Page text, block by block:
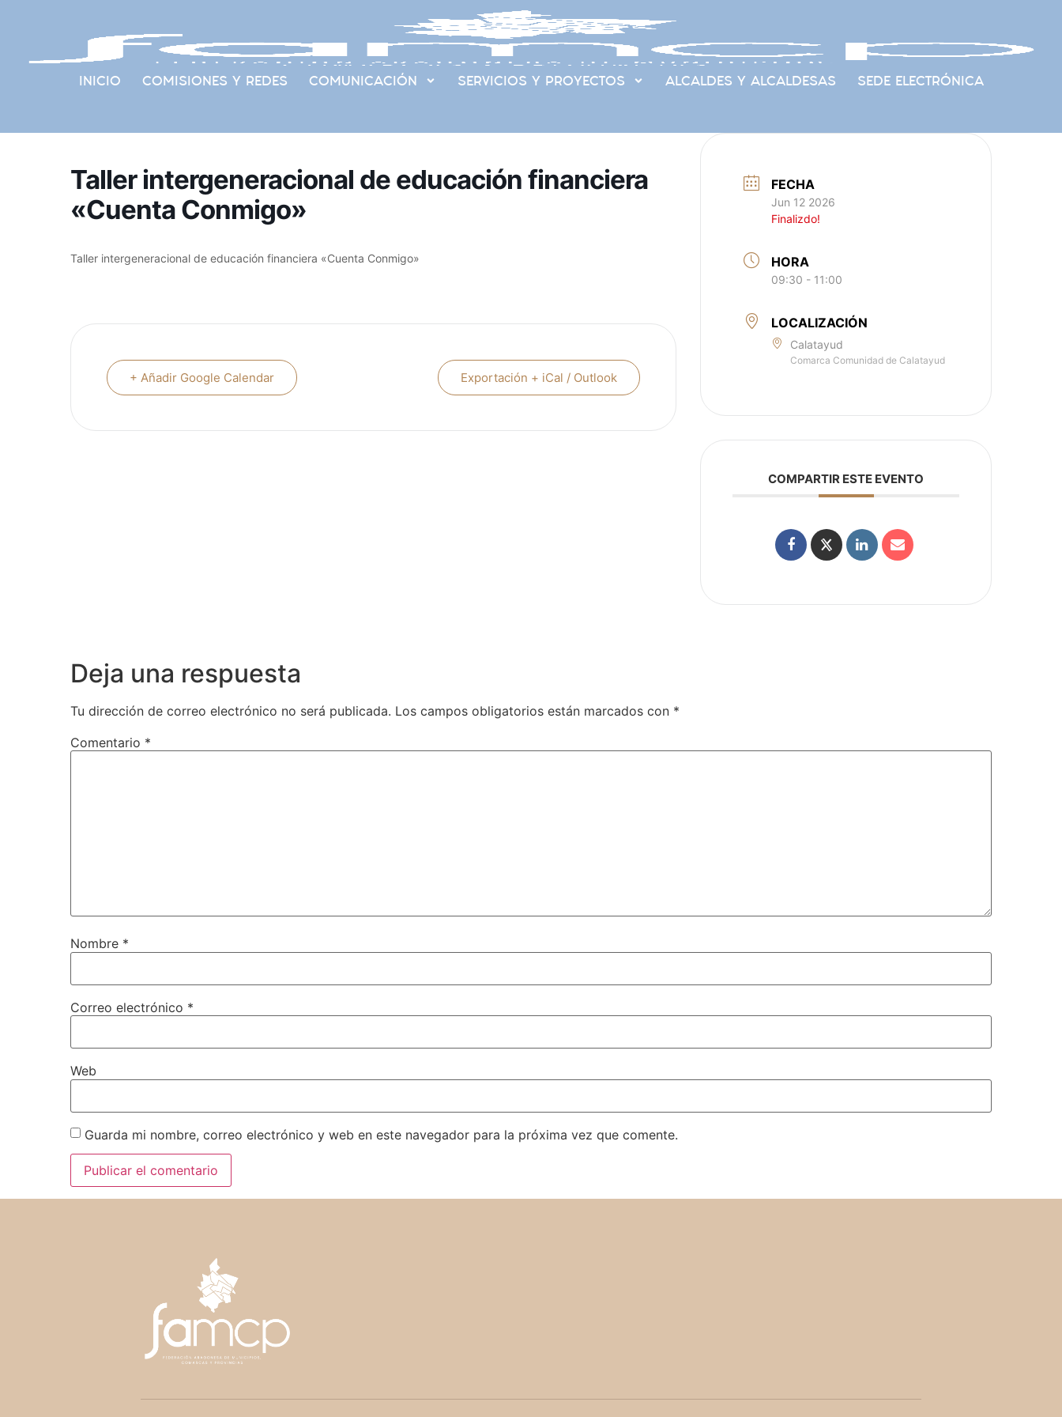
INICIO COMISIONES Y REDES COMUNICACIÓN SERVICIOS Y PROYECTOS ALCALDES Y ALCALDESAS SEDE ELECTRÓNICA
Taller intergeneracional de educación financiera
«Cuenta Conmigo»
Taller intergeneracional de educación financiera «Cuenta Conmigo»
+ Añadir Google Calendar Exportación + iCal / Outlook
FECHA
Jun 12 2026
Finalizdo!
HORA
09:30 - 11:00
LOCALIZACIÓN
Calatayud
Comarca Comunidad de Calatayud
COMPARTIR ESTE EVENTO
Deja una respuesta
Tu dirección de correo electrónico no será publicada. Los campos obligatorios están marcados con *
Comentario *
Nombre *
Correo electrónico *
Web
Guarda mi nombre, correo electrónico y web en este navegador para la próxima vez que comente.